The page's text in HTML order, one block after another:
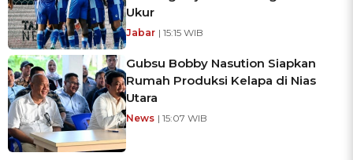
Ukur
Jabar | 15:15 WIB
Gubsu Bobby Nasution Siapkan
Rumah Produksi Kelapa di Nias
Utara
News | 15:07 WIB